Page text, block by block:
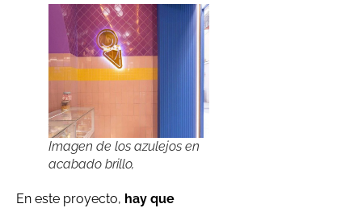
Imagen de los azulejos en
acabado brillo,
En este proyecto, hay que